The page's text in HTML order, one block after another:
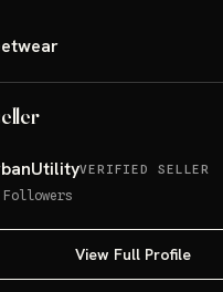
VERIFIED SELLER
Followers
View Full Profile